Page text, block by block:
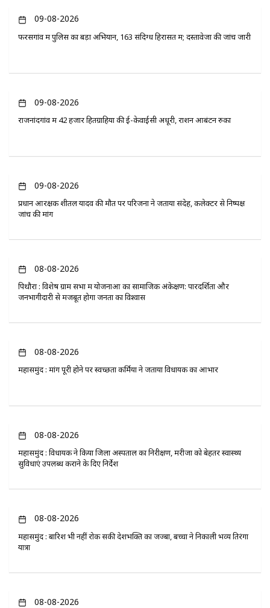
09-08-2026
फरसगांव में पुलिस का बड़ा अभियान, 163 संदिग्ध हिरासत में; दस्तावेजों की जांच जारी
09-08-2026
राजनांदगांव में 42 हजार हितग्राहियों की ई-केवाईसी अधूरी, राशन आबंटन रुका
09-08-2026
प्रधान आरक्षक शीतल यादव की मौत पर परिजनों ने जताया संदेह, कलेक्टर से निष्पक्ष
जांच की मांग
08-08-2026
पिथौरा : विशेष ग्राम सभा में योजनाओं का सामाजिक अंकेक्षण: पारदर्शिता और
जनभागीदारी से मजबूत होगा जनता का विश्वास
08-08-2026
महासमुंद : मांग पूरी होने पर स्वच्छता कर्मियों ने जताया विधायक का आभार
08-08-2026
महासमुंद : विधायक ने किया जिला अस्पताल का निरीक्षण, मरीजों को बेहतर स्वास्थ्य
सुविधाएं उपलब्ध कराने के दिए निर्देश
08-08-2026
महासमुंद : बारिश भी नहीं रोक सकी देशभक्ति का जज्बा, बच्चों ने निकाली भव्य तिरंगा
यात्रा
08-08-2026